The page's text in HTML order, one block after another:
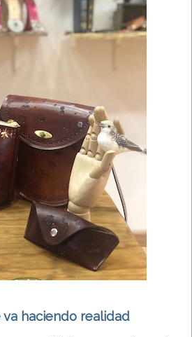
haciendo realidad